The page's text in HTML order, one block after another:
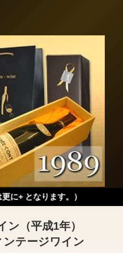
す。）
ン（平成1年）
テージワイン